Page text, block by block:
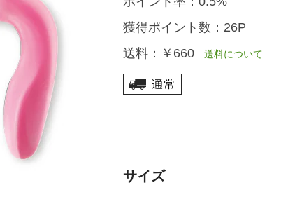
獲得ポイント数： 26P
送料： ￥660送料について
サイズ